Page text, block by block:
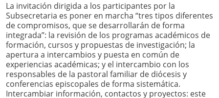
La invitación dirigida a los participantes por la
Subsecretaria es poner en marcha “tres tipos diferentes
de compromisos, que se desarrollarán de forma
integrada”: la revisión de los programas académicos de
formación, cursos y propuestas de investigación; la
apertura a intercambios y puesta en común de
experiencias académicas; y el intercambio con los
responsables de la pastoral familiar de diócesis y
conferencias episcopales de forma sistemática.
Intercambiar información, contactos y proyectos: este